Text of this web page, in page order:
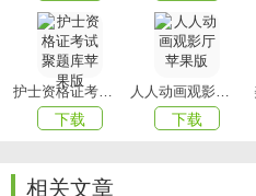
3.汇聚人气专栏KOL：
有趣、有料，对生活有独特见
略、穿搭、美食健身日常。
4.全球配送网络：
护士资格证考试聚题库苹果版
下载
人人动画观影厅苹果版
下载
相关文章